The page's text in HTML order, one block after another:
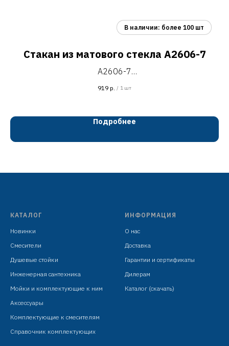
Стакан из матового стекла A2606-7
A2606-7
цинковый сплав + нержавеющая сталь
индивидуальная упаковка: целлофановый пакет с
919 р. / 1 шт
Подробнее
КАТАЛОГ
Новинки
Смесители
Душевые стойки
Инженерная сантехника
Мойки и комплектующие к ним
Аксессуары
Комплектующие к смесителям
Справочник комплектующих
ИНФОРМАЦИЯ
О нас
Доставка
Гарантии и сертификаты
Дилерам
Каталог (скачать)